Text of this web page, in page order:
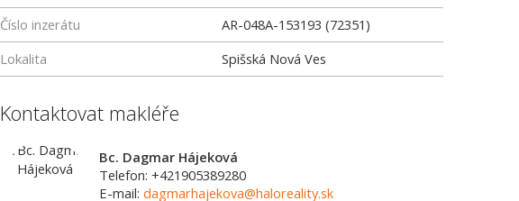
Číslo inzerátu
AR-048A-153193 (72351)
Lokalita
Spišská Nová Ves
Kontaktovat makléře
Bc. Dagmar Hájeková
Telefon: +421905389280
E-mail: dagmarhajekova@haloreality.sk